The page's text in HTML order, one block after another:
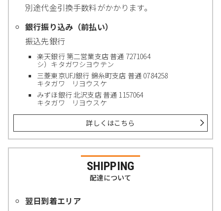
別途代金引換手数料がかかります。
銀行振り込み（前払い）
振込先銀行
楽天銀行 第二営業支店 普通 7271064
シ）キタガワシヨウテン
三菱東京UFJ銀行 錦糸町支店 普通 0784258
キタガワ リヨウスケ
みずほ銀行 北沢支店 普通 1157064
キタガワ リヨウスケ
詳しくはこちら
SHIPPING
配達について
翌日到着エリア